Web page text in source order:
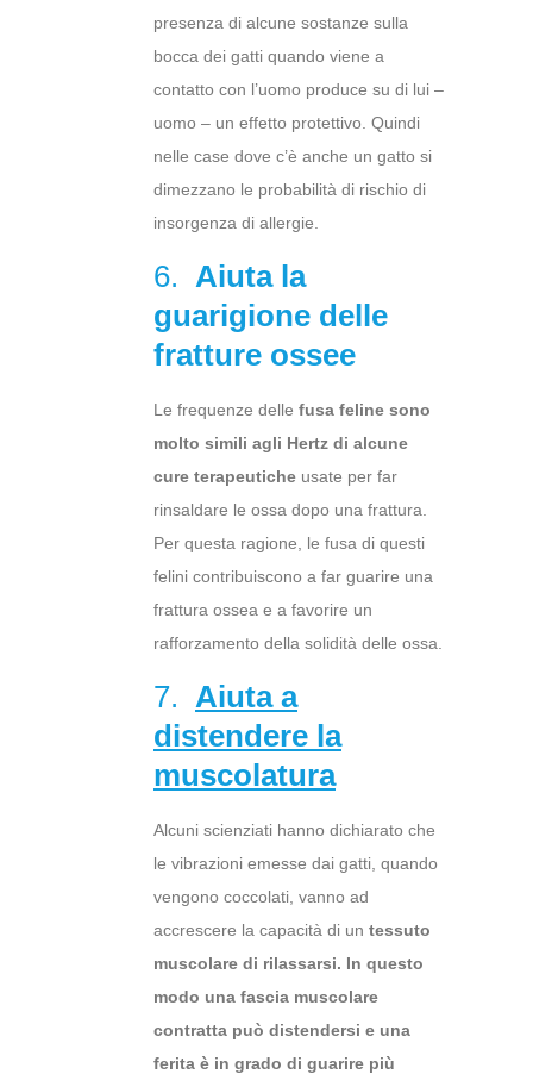
presenza di alcune sostanze sulla
bocca dei gatti quando viene a
contatto con l’uomo produce su di lui –
uomo – un effetto protettivo. Quindi
nelle case dove c’è anche un gatto si
dimezzano le probabilità di rischio di
insorgenza di allergie.
6. Aiuta la
guarigione delle
fratture ossee
Le frequenze delle fusa feline sono
molto simili agli Hertz di alcune
cure terapeutiche usate per far
rinsaldare le ossa dopo una frattura.
Per questa ragione, le fusa di questi
felini contribuiscono a far guarire una
frattura ossea e a favorire un
rafforzamento della solidità delle ossa.
7. Aiuta a
distendere la
muscolatura
Alcuni scienziati hanno dichiarato che
le vibrazioni emesse dai gatti, quando
vengono coccolati, vanno ad
accrescere la capacità di un tessuto
muscolare di rilassarsi. In questo
modo una fascia muscolare
contratta può distendersi e una
ferita è in grado di guarire più